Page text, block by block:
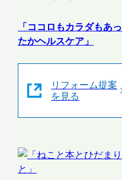
「ココロもカラダもあっ
たかヘルスケア」
リフォーム提案
を見る